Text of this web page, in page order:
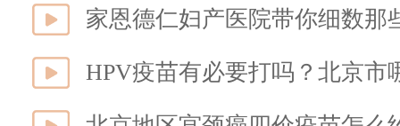
家恩德仁妇产医院带你细数那
HPV疫苗有必要打吗？北京市